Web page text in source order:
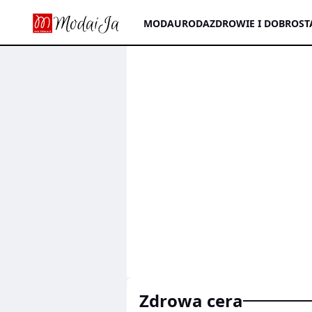
MODAURODAZDROWIE I
zdrowa cera